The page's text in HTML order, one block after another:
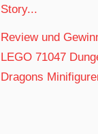
Story...
Review und
LEGO 71047
Dragons